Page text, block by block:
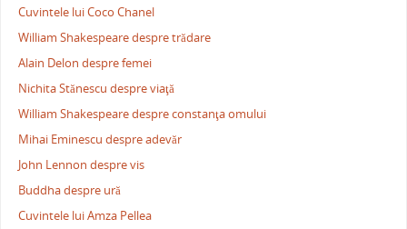
Cuvintele lui Coco Chanel
William Shakespeare despre trădare
Alain Delon despre femei
Nichita Stănescu despre viaţă
William Shakespeare despre constanţa omului
Mihai Eminescu despre adevăr
John Lennon despre vis
Buddha despre ură
Cuvintele lui Amza Pellea